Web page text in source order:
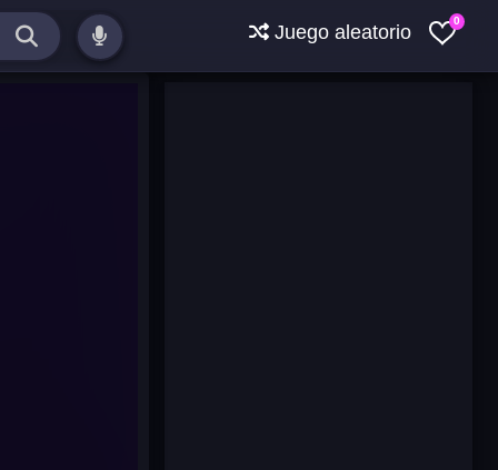
0
Juego aleatorio